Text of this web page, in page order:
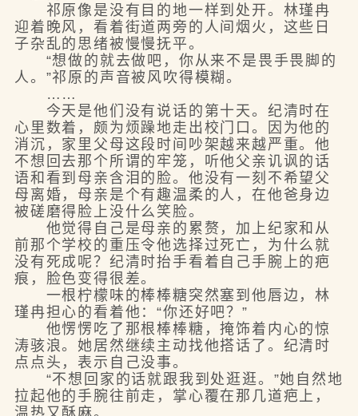
祁原像是没有目的地一样到处开。林瑾冉
迎着晚风，看着街道两旁的人间烟火，这些日
子杂乱的思绪被慢慢抚平。
“想做的就去做吧，你从来不是畏手畏脚的
人。”祁原的声音被风吹得模糊。
……
今天是他们没有说话的第十天。纪清时在
心里数着，颇为烦躁地走出校门口。因为他的
消沉，家里父母这段时间吵架越来越严重。他
不想回去那个所谓的牢笼，听他父亲讥讽的话
语和看到母亲含泪的脸。他没有一刻不希望父
母离婚，母亲是个有趣温柔的人，在他爸身边
被磋磨得脸上没什么笑脸。
他觉得自己是母亲的累赘，加上纪家和从
前那个学校的重压令他选择过死亡，为什么就
没有死成呢？纪清时抬手看着自己手腕上的疤
痕，脸色变得很差。
一根柠檬味的棒棒糖突然塞到他唇边，林
瑾冉担心的看着他：“你还好吧？”
他愣愣吃了那根棒棒糖，掩饰着内心的惊
涛骇浪。她居然继续主动找他搭话了。纪清时
点点头，表示自己没事。
“不想回家的话就跟我到处逛逛。”她自然地
拉起他的手腕往前走，掌心覆在那几道疤上，
温热又酥麻。